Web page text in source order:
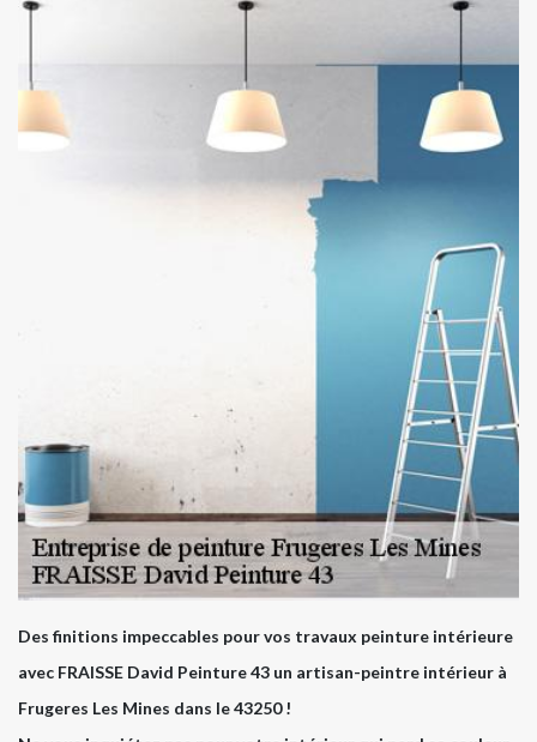
Des finitions impeccables pour vos travaux peinture intérieure
avec FRAISSE David Peinture 43 un artisan-peintre intérieur à
Frugeres Les Mines dans le 43250 !